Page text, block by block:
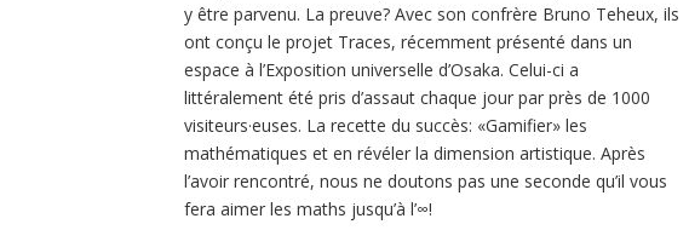
y être parvenu. La preuve? Avec son confrère Bruno Teheux, ils
ont conçu le projet Traces, récemment présenté dans un
espace à l’Exposition universelle d’Osaka. Celui-ci a
littéralement été pris d’assaut chaque jour par près de 1000
visiteurs·euses. La recette du succès: «Gamifier» les
mathématiques et en révéler la dimension artistique. Après
l’avoir rencontré, nous ne doutons pas une seconde qu’il vous
fera aimer les maths jusqu’à l’∞!